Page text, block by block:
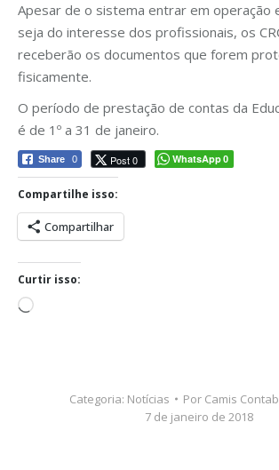
Apesar de o sistema entrar em operação
seja do interesse dos profissionais, os
receberão os documentos que forem
fisicamente.
O período de prestação de contas da
é de 1º a 31 de janeiro.
Share 0 Post 0 WhatsApp0
Compartilhe isso:
Compartilhar
Curtir isso:
Carregando...
Categoria: Notícias Por Camis
7 de janeiro de 2018